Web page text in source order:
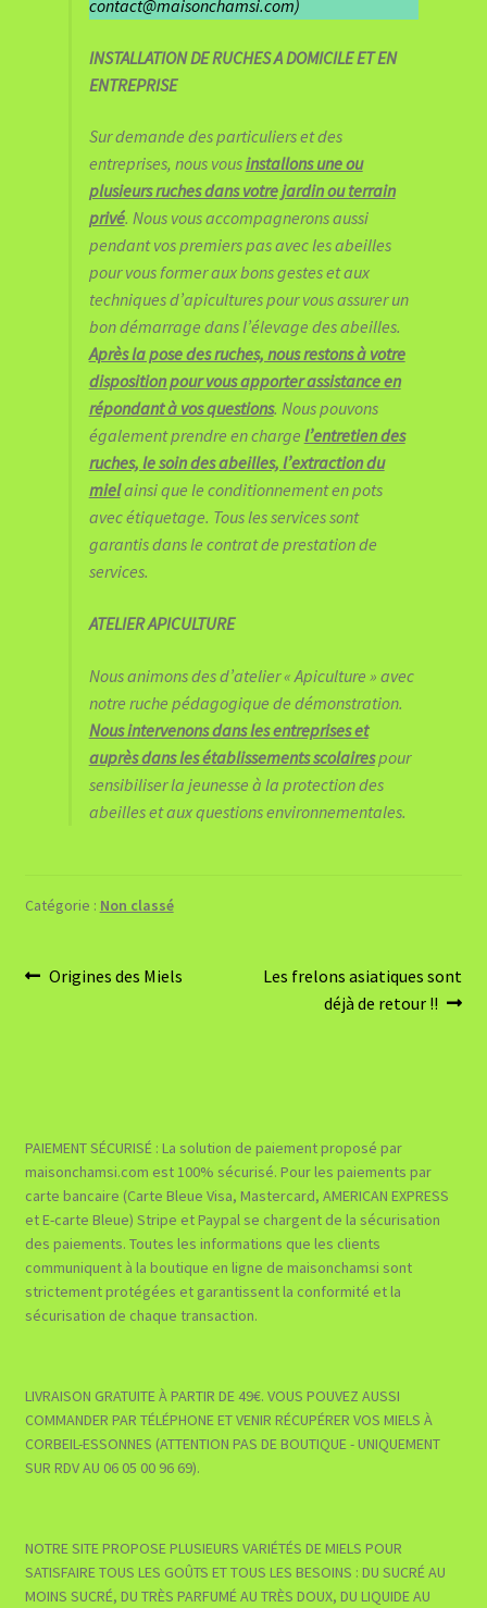
contact@maisonchamsi.com)
INSTALLATION DE RUCHES A DOMICILE ET EN
ENTREPRISE
Sur demande des particuliers et des
entreprises, nous vousinstallons une ou
plusieurs ruches dans votre jardin ou terrain
privé. Nous vous accompagnerons aussi
pendant vos premiers pas avec les abeilles
pour vous former aux bons gestes et aux
techniques d’apicultures pour vous assurer un
bon démarrage dans l’élevage des abeilles.
Après la pose des ruches, nous restons à votre
disposition pour vous apporter assistance en
répondant à vos questions. Nous pouvons
également prendre en charge l’entretien des
ruches, le soin des abeilles, l’extraction du
mielainsi que le conditionnement en pots
avec étiquetage. Tous les services sont
garantis dans le contrat de prestation de
services.
ATELIER APICULTURE
Nous animons des d’atelier « Apiculture » avec
notre ruche pédagogique de démonstration.
Nous intervenons dans les entreprises et
auprès dans les établissements scolairespour
sensibiliser la jeunesse à la protection des
abeilles et aux questions environnementales.
Catégorie : Non classé
Navigation
Article
Origines des Miels
Article
Les frelons asiatiques sont
déjà de retour !!
PAIEMENT SÉCURISÉ : La solution de paiement proposé par
maisonchamsi.com est 100% sécurisé. Pour les paiements par
carte bancaire (Carte Bleue Visa, Mastercard, AMERICAN EXPRESS
et E-carte Bleue) Stripe et Paypal se chargent de la sécurisation
des paiements. Toutes les informations que les clients
communiquent à la boutique en ligne de maisonchamsi sont
strictement protégées et garantissent la conformité et la
sécurisation de chaque transaction.
LIVRAISON GRATUITE À PARTIR DE 49€. VOUS POUVEZ AUSSI
COMMANDER PAR TÉLÉPHONE ET VENIR RÉCUPÉRER VOS MIELS À
CORBEIL-ESSONNES (ATTENTION PAS DE BOUTIQUE - UNIQUEMENT
SUR RDV AU 06 05 00 96 69).
NOTRE SITE PROPOSE PLUSIEURS VARIÉTÉS DE MIELS POUR
SATISFAIRE TOUS LES GOÛTS ET TOUS LES BESOINS : DU SUCRÉ AU
MOINS SUCRÉ, DU TRÈS PARFUMÉ AU TRÈS DOUX, DU LIQUIDE AU